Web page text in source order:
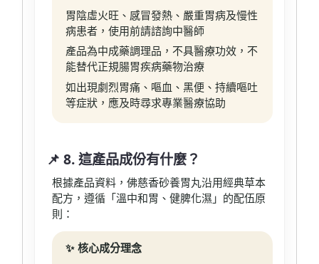
胃陰虛火旺、感冒發熱、嚴重胃病及慢性
病患者，使用前請諮詢中醫師
產品為中成藥調理品，不具醫療功效，不
能替代正規腸胃疾病藥物治療
如出現劇烈胃痛、嘔血、黑便、持續嘔吐
等症狀，應及時尋求專業醫療協助
📌 8. 這產品成份有什麼？
根據產品資料，佛慈香砂養胃丸沿用經典草本
配方，遵循「溫中和胃、健脾化濕」的配伍原
則：
✨ 核心成分理念